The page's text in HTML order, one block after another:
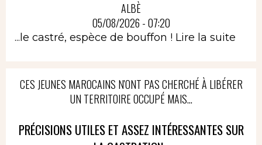
ALBÈ
05/08/2026 - 07:20
...le castré, espèce de bouffon ! Lire la suite
CES JEUNES MAROCAINS N'ONT PAS CHERCHÉ À LIBÉRER
UN TERRITOIRE OCCUPÉ MAIS...
PRÉCISIONS UTILES ET ASSEZ INTÉRESSANTES SUR